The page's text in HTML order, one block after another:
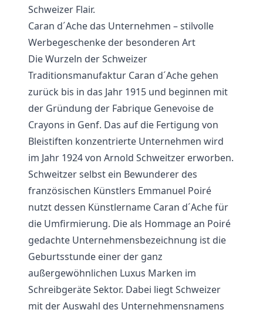
Schweizer Flair.
Caran d´Ache das Unternehmen – stilvolle
Werbegeschenke der besonderen Art
Die Wurzeln der Schweizer
Traditionsmanufaktur Caran d´Ache gehen
zurück bis in das Jahr 1915 und beginnen mit
der Gründung der Fabrique Genevoise de
Crayons in Genf. Das auf die Fertigung von
Bleistiften konzentrierte Unternehmen wird
im Jahr 1924 von Arnold Schweitzer erworben.
Schweitzer selbst ein Bewunderer des
französischen Künstlers Emmanuel Poiré
nutzt dessen Künstlername Caran d´Ache für
die Umfirmierung. Die als Hommage an Poiré
gedachte Unternehmensbezeichnung ist die
Geburtsstunde einer der ganz
außergewöhnlichen Luxus Marken im
Schreibgeräte Sektor. Dabei liegt Schweizer
mit der Auswahl des Unternehmensnamens